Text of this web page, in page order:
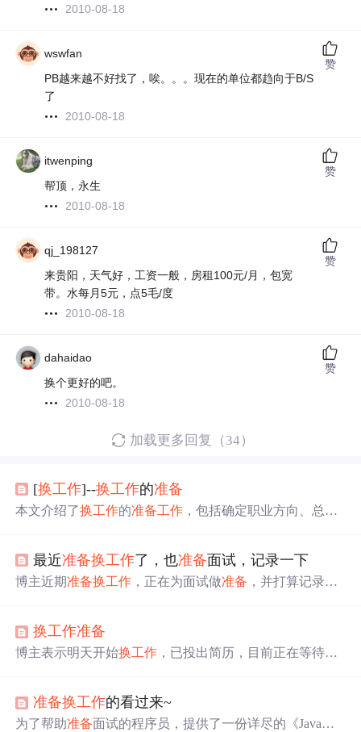
2010-08-18
wswfan
PB越来越不好找了，唉。。。现在的单位都趋向于B/S
了
2010-08-18
赞
itwenping
帮顶，永生
2010-08-18
赞
qj_198127
来贵阳，天气好，工资一般，房租100元/月，包宽
带。水每月5元，点5毛/度
2010-08-18
赞
dahaidao
换个更好的吧。
2010-08-18
赞
加载更多回复（34）
[换工作]--换工作的准备
本文介绍了换工作的准备工作 ，包括确定职业方向、总结
薪酬提升、职业发展或学习机会，并建议在有保障的情况
下进行。
最近准备换工作了，也准备面试，记录一下
博主近期准备换工作 ，正在为面试做准备 ，并打算记录相
换工作准备
博主表示明天开始换工作 ，已投出简历，目前正在等待回
准备换工作的看过来~
为了帮助准备面试的程序员，提供了一份详尽的《Java进